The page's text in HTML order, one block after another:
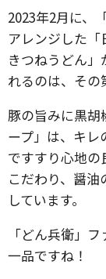
2023年2月に、
アレンジした
きつねうどん
れるのは、その
豚の旨みに黒胡
ープ」は、キレ
ですすり心地
こだわり、醤
しています。
「どん兵衛」
一品ですね！